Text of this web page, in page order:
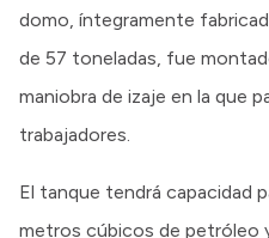
domo, íntegramente
de 57 toneladas, fue
maniobra de izaje en la que
trabajadores.
El tanque tendrá capacidad
metros cúbicos de petróleo